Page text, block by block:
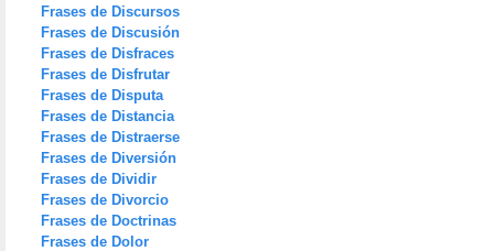
Frases de Discursos
Frases de Discusión
Frases de Disfraces
Frases de Disfrutar
Frases de Disputa
Frases de Distancia
Frases de Distraerse
Frases de Diversión
Frases de Dividir
Frases de Divorcio
Frases de Doctrinas
Frases de Dolor